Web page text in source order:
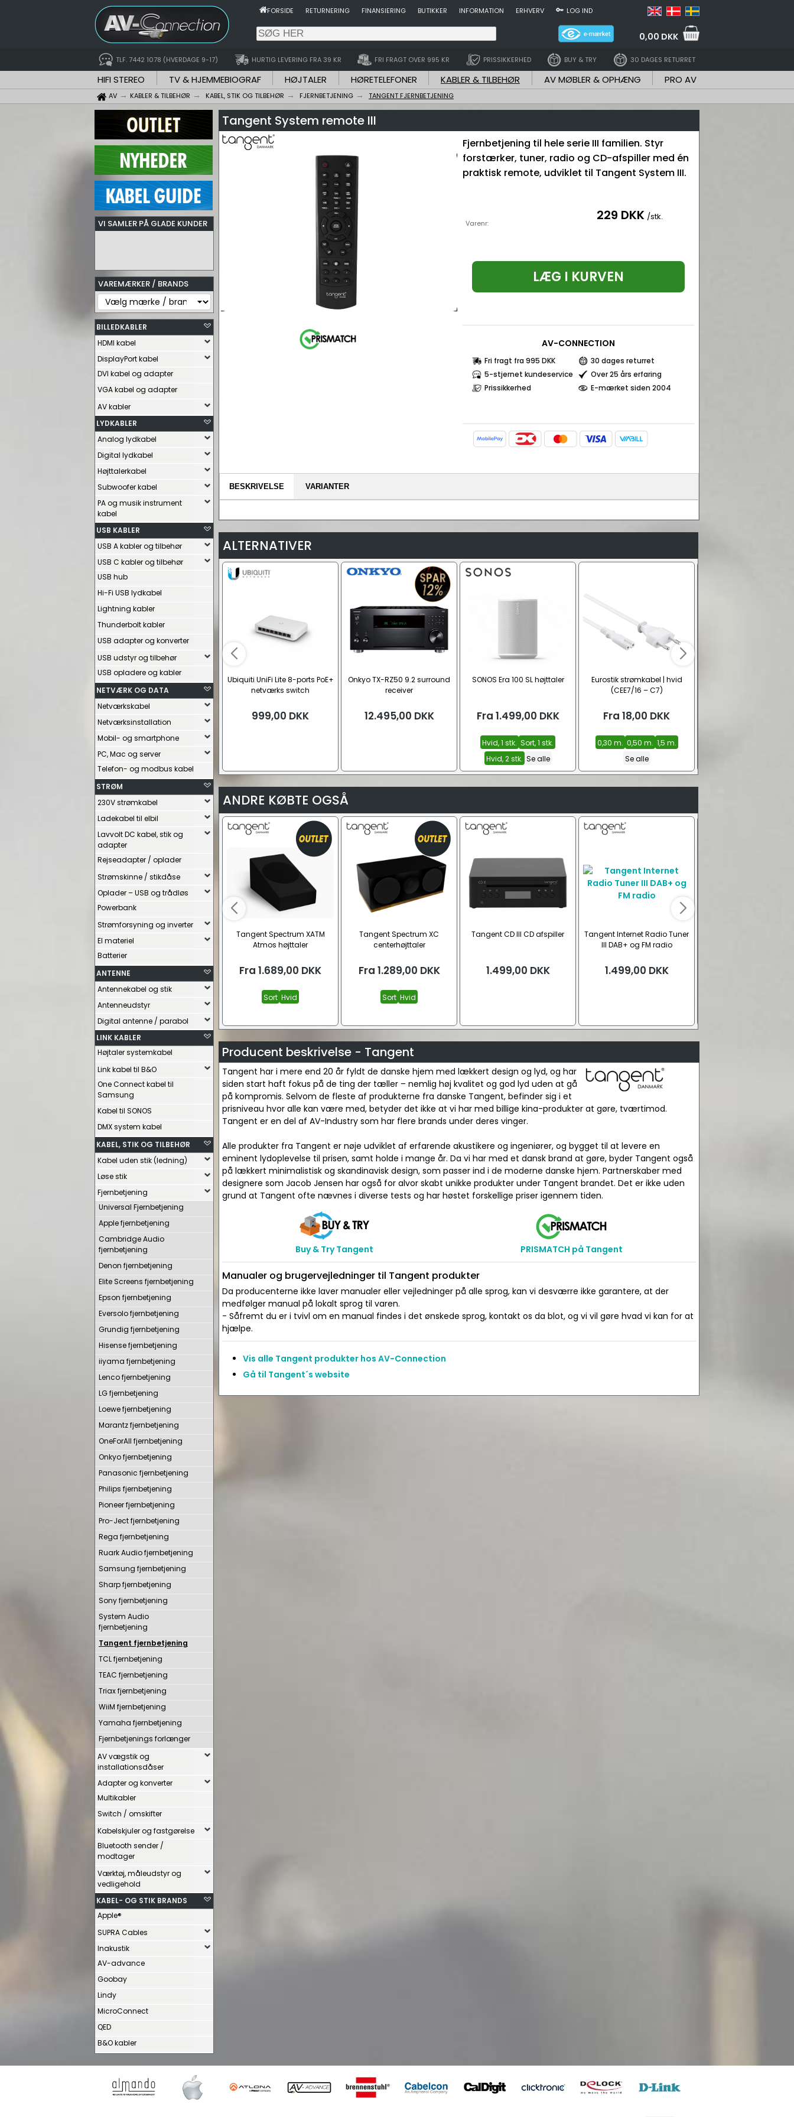
FORSIDE RETURNERING FINANSIERING BUTIKKER INFORMATION ERHVERV LOG IND
0,00 DKK
TLF. 7442 1078 (HVERDAGE 9-17) HURTIG LEVERING FRA 39 KR FRI FRAGT OVER 995 KR PRISSIKKERHED BUY & TRY 30 DAGES RETURRET
HIFI STEREO TV & HJEMMEBIOGRAF HØJTALER HØRETELEFONER KABLER & TILBEHØR AV MØBLER & OPHÆNG PRO AV
AV KABLER & TILBEHØR KABEL, STIK OG TILBEHØR FJERNBETJENING TANGENT FJERNBETJENING
VI SAMLER PÅ GLADE KUNDER
VAREMÆRKER / BRANDS
BILLEDKABLER
HDMI kabel
DisplayPort kabel
DVI kabel og adapter
VGA kabel og adapter
AV kabler
LYDKABLER
Analog lydkabel
Digital lydkabel
Højttalerkabel
Subwoofer kabel
PA og musik instrument
kabel
USB KABLER
USB A kabler og tilbehør
USB C kabler og tilbehør
USB hub
Hi-Fi USB lydkabel
Lightning kabler
Thunderbolt kabler
USB adapter og konverter
USB udstyr og tilbehør
USB opladere og kabler
NETVÆRK OG DATA
Netværkskabel
Netværksinstallation
Mobil- og smartphone
PC, Mac og server
Telefon- og modbus kabel
STRØM
230V strømkabel
Ladekabel til elbil
Lavvolt DC kabel, stik og
adapter
Rejseadapter / oplader
Strømskinne / stikdåse
Oplader – USB og trådløs
Powerbank
Strømforsyning og inverter
El materiel
Batterier
ANTENNE
Antennekabel og stik
Antenneudstyr
Digital antenne / parabol
LINK KABLER
Højtaler systemkabel
Link kabel til B&O
One Connect kabel til
Samsung
Kabel til SONOS
DMX system kabel
KABEL, STIK OG TILBEHØR
Kabel uden stik (ledning)
Løse stik
Fjernbetjening
Universal Fjernbetjening
Apple fjernbetjening
Cambridge Audio
fjernbetjening
Denon fjernbetjening
Elite Screens fjernbetjening
Epson fjernbetjening
Eversolo fjernbetjening
Grundig fjernbetjening
Hisense fjernbetjening
iiyama fjernbetjening
Lenco fjernbetjening
LG fjernbetjening
Loewe fjernbetjening
Marantz fjernbetjening
OneForAll fjernbetjening
Onkyo fjernbetjening
Panasonic fjernbetjening
Philips fjernbetjening
Pioneer fjernbetjening
Pro-Ject fjernbetjening
Rega fjernbetjening
Ruark Audio fjernbetjening
Samsung fjernbetjening
Sharp fjernbetjening
Sony fjernbetjening
System Audio
fjernbetjening
Tangent fjernbetjening
TCL fjernbetjening
TEAC fjernbetjening
Triax fjernbetjening
WiiM fjernbetjening
Yamaha fjernbetjening
Fjernbetjenings forlænger
AV vægstik og
installationsdåser
Adapter og konverter
Multikabler
Switch / omskifter
Kabelskjuler og fastgørelse
Bluetooth sender /
modtager
Værktøj, måleudstyr og
vedligehold
KABEL- OG STIK BRANDS
Apple®
SUPRA Cables
Inakustik
AV-advance
Goobay
Lindy
MicroConnect
QED
B&O kabler
Tangent System remote III
Fjernbetjening til hele serie III familien. Styr
forstærker, tuner, radio og CD-afspiller med én
praktisk remote, udviklet til Tangent System III.
Varenr: 229 DKK /stk.
LÆG I KURVEN
AV-CONNECTION
Fri fragt fra 995 DKK
30 dages returret
5-stjernet kundeservice
Over 25 års erfaring
Prissikkerhed
E-mærket siden 2004
BESKRIVELSE VARIANTER
ALTERNATIVER
Ubiquiti UniFi Lite 8-ports PoE+
netværks switch
999,00 DKK
Onkyo TX-RZ50 9.2 surround
receiver
12.495,00 DKK
SONOS Era 100 SL højttaler
Fra 1.499,00 DKK
Hvid, 1 stk. Sort, 1 stk.
Hvid, 2 stk. Se alle
Eurostik strømkabel | hvid
(CEE7/16 – C7)
Fra 18,00 DKK
0,30 m. 0,50 m. 1,5 m.
Se alle
ANDRE KØBTE OGSÅ
Tangent Spectrum XATM
Atmos højttaler
Fra 1.689,00 DKK
Sort Hvid
Tangent Spectrum XC
centerhøjttaler
Fra 1.289,00 DKK
Sort Hvid
Tangent CD III CD afspiller
1.499,00 DKK
Tangent Internet Radio Tuner
III DAB+ og FM radio
1.499,00 DKK
Producent beskrivelse - Tangent
Tangent har i mere end 20 år fyldt de danske hjem med lækkert design og lyd, og har
siden start haft fokus på de ting der tæller – nemlig høj kvalitet og god lyd uden at gå
på kompromis. Selvom de fleste af produkterne fra danske Tangent, befinder sig i et
prisniveau hvor alle kan være med, betyder det ikke at vi har med billige kina-produkter at gøre, tværtimod.
Tangent er en del af AV-Industry som har flere brands under deres vinger.
Alle produkter fra Tangent er nøje udviklet af erfarende akustikere og ingeniører, og bygget til at levere en
eminent lydoplevelse til prisen, samt holde i mange år. Da vi har med et dansk brand at gøre, byder Tangent også
på lækkert minimalistisk og skandinavisk design, som passer ind i de moderne danske hjem. Partnerskaber med
designere som Jacob Jensen har også for alvor skabt unikke produkter under Tangent brandet. Det er ikke uden
grund at Tangent ofte nævnes i diverse tests og har høstet forskellige priser igennem tiden.
Buy & Try Tangent PRISMATCH på Tangent
Manualer og brugervejledninger til Tangent produkter
Da producenterne ikke laver manualer eller vejledninger på alle sprog, kan vi desværre ikke garantere, at der
medfølger manual på lokalt sprog til varen.
- Såfremt du er i tvivl om en manual findes i det ønskede sprog, kontakt os da blot, og vi vil gøre hvad vi kan for at
hjælpe.
Vis alle Tangent produkter hos AV-Connection
Gå til Tangent´s website